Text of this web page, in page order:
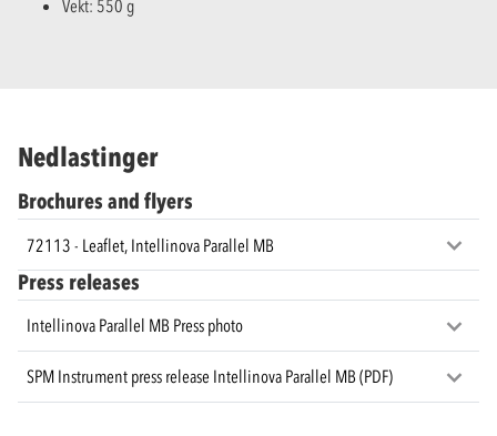
Vekt: 550 g
Nedlastinger
Brochures and flyers
72113 - Leaflet, Intellinova Parallel MB
Press releases
Intellinova Parallel MB Press photo
SPM Instrument press release Intellinova Parallel MB (PDF)